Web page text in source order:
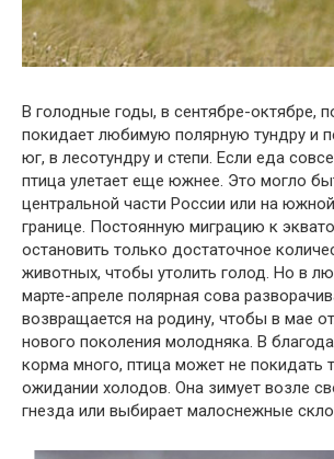
В голодные годы, в сентябре-октябре,
покидает любимую полярную тундру и
юг, в лесотундру и степи. Если еда
птица улетает еще южнее. Это могло
центральной части России или на
границе. Постоянную миграцию к
остановить только достаточное
животных, чтобы утолить голод. Но в
марте-апреле полярная сова
возвращается на родину, чтобы в мае
нового поколения молодняка. В
корма много, птица может не покидать
ожидании холодов. Она зимует возле
гнезда или выбирает малоснежные